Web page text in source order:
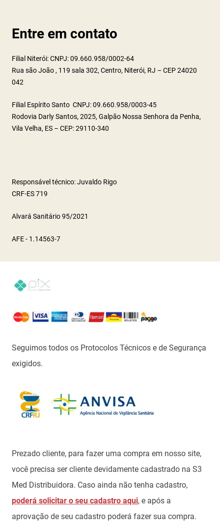
Entre em contato
Filial Niterói: CNPJ: 09.660.958/0002-64
Rua são João , 119 sala 302, Centro, Niterói, RJ – CEP 24020
042
Filial Espírito Santo CNPJ: 09.660.958/0003-45
Rodovia Darly Santos, 2025, Galpão Nossa Senhora da Penha,
Vila Velha, ES – CEP: 29110-340
Responsável técnico: Juvaldo Rigo
CRF-ES 719
Alvará Sanitário 95/2021
AFE - 1.14563-7
Seguimos todos os Protocolos Técnicos e de Segurança
exigidos.
Prezado cliente, para fazer uma compra em nosso site,
você precisa ser cliente devidamente cadastrado na S3
Med Distribuidora. Caso ainda não tenha cadastro,
poderá solicitar o seu cadastro aqui, e após a
aprovação de seu cadastro poderá fazer sua compra.